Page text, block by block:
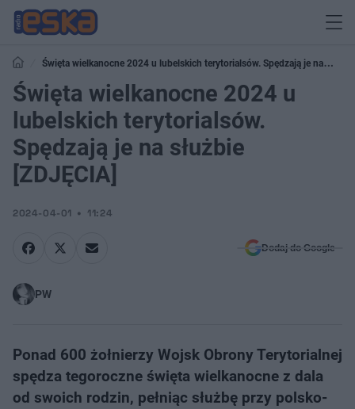
Święta wielkanocne 2024 u lubelskich terytorialsów. Spędzają je na
służbie [ZDJĘCIA]
Święta wielkanocne 2024 u
lubelskich terytorialsów.
Spędzają je na służbie
[ZDJĘCIA]
2024-04-01 11:24
Dodaj do Google
PW
Ponad 600 żołnierzy Wojsk Obrony Terytorialnej
spędza tegoroczne święta wielkanocne z dala
od swoich rodzin, pełniąc służbę przy polsko-